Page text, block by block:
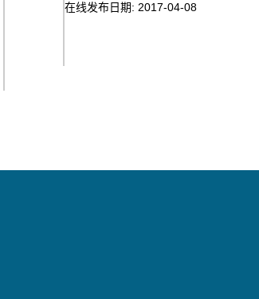
在线发布日期: 2017-04-08